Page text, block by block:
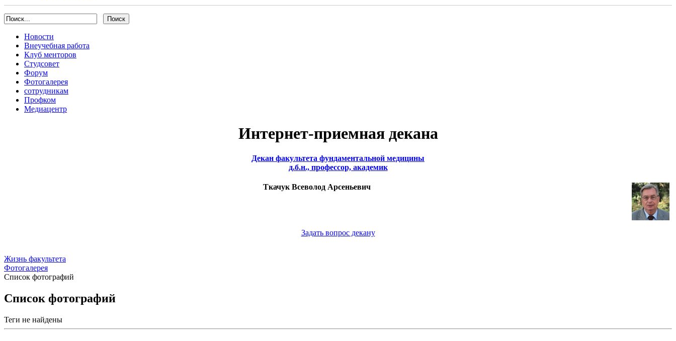
Новости
Внеучебная работа
Клуб менторов
Студсовет
Форум
Фотогалерея
сотрудникам
Профком
Медиацентр
Интернет-приемная декана
Декан факультета фундаментальной медицины
д.б.н., профессор, академик
Ткачук Всеволод Арсеньевич
Задать вопрос декану
Жизнь факультета
Фотогалерея
Список фотографий
Список фотографий
Теги не найдены